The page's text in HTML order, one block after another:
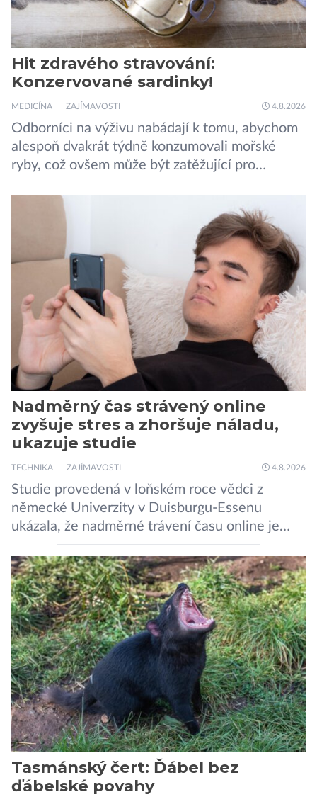
Hit zdravého stravování:
Konzervované sardinky!
MEDICÍNA ZAJÍMAVOSTI 4.8.2026
Odborníci na výživu nabádají k tomu, abychom
alespoň dvakrát týdně konzumovali mořské
ryby, což ovšem může být zatěžující pro
peněženku. Dobrou zprávou je, že hvězdou
doporučení se nyní staly konzervované
sardinky, které si může dovolit opravdu každý
„Místo toho, aby poskytovaly izolované
mononutrienty, jsou rybí konzervy kompletní
potravinou,“ říká nutriční specialista Colin
Robertson a zdůrazňuje […]
Nadměrný čas strávený online
zvyšuje stres a zhoršuje náladu,
ukazuje studie
TECHNIKA ZAJÍMAVOSTI 4.8.2026
Studie provedená v loňském roce vědci z
německé Univerzity v Duisburgu-Essenu
ukázala, že nadměrné trávení času online je
spojeno s vyšší úrovní stresu, horší náladou a
vede k zanedbávání dalších aktivit. Zúčastnilo
se jí 900 dospělých Němců, kteří uvedli, že se v
posledním roce alespoň jednou zapojili do hraní
her, sledování pornografie, sledování sociálních
sítí […]
Tasmánský čert: Ďábel bez
ďábelské povahy